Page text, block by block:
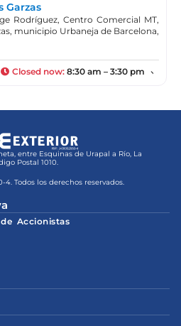
Garzas
Rodríguez, Centro Comercial MT,
municipio Urbaneja de Barcelona,
Closed now: 8:30 am – 3:30 pm
entre Esquinas de Urapal a Río, La
Postal 1010.
Todos los derechos reservados.
Accionistas